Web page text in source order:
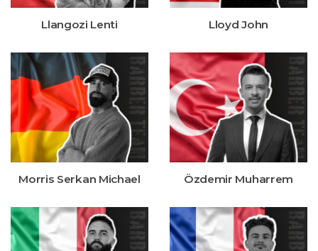
Llangozi Lenti Lloyd John
Morris Serkan Michael Özdemir Muharrem